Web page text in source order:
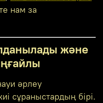
нам за
және
әрлеу
сұраныстардың бірі.